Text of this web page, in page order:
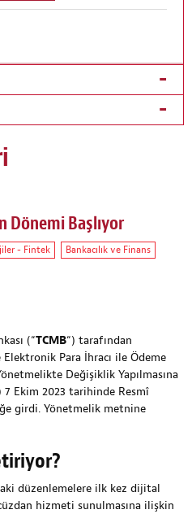
Dönemi Başlıyor
- Fintek
Bankacılık ve Finans
(“TCMB“) tarafından
Para İhracı ile Ödeme
Değişiklik Yapılmasına
7 Ekim 2023 tarihinde Resmî
girdi. Yönetmelik metnine
düzenlemelere ilk kez dijital
hizmeti sunulmasına ilişkin